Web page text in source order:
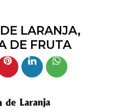
LARANJA,
DE FRUTA